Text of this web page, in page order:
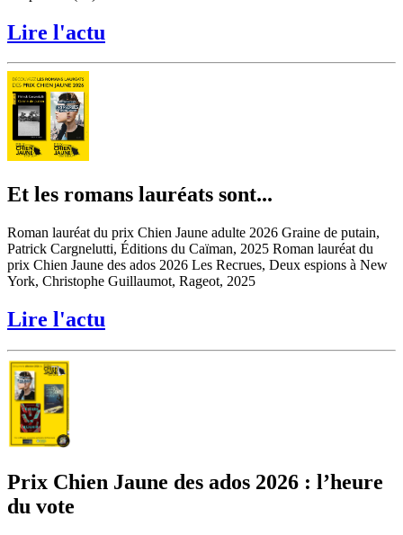
Lire l'actu
Et les romans lauréats sont...
Roman lauréat du prix Chien Jaune adulte 2026 Graine de putain,
Patrick Cargnelutti, Éditions du Caïman, 2025 Roman lauréat du
prix Chien Jaune des ados 2026 Les Recrues, Deux espions à New
York, Christophe Guillaumot, Rageot, 2025
Lire l'actu
Prix Chien Jaune des ados 2026 : l’heure
du vote